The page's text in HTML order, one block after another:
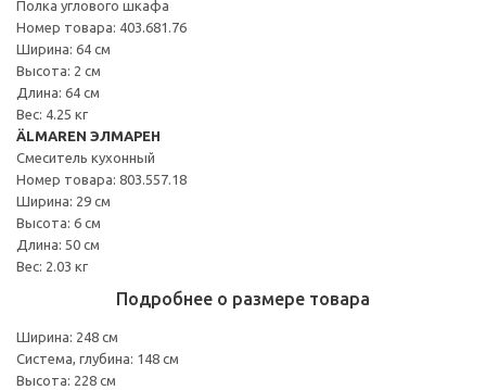
Полка углового шкафа
Номер товара: 403.681.76
Ширина: 64 см
Высота: 2 см
Длина: 64 см
Вес: 4.25 кг
ÄLMAREN ЭЛМАРЕН
Смеситель кухонный
Номер товара: 803.557.18
Ширина: 29 см
Высота: 6 см
Длина: 50 см
Вес: 2.03 кг
Подробнее о размере товара
Ширина: 248 см
Система, глубина: 148 см
Высота: 228 см